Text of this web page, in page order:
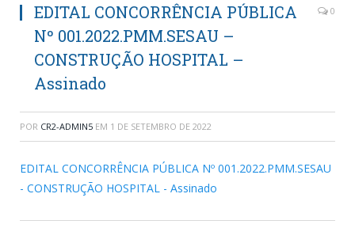
EDITAL CONCORRÊNCIA PÚBLICA
Nº 001.2022.PMM.SESAU –
CONSTRUÇÃO HOSPITAL –
Assinado
0
POR CR2-ADMIN5 EM 1 DE SETEMBRO DE 2022
EDITAL CONCORRÊNCIA PÚBLICA Nº 001.2022.PMM.SESAU
- CONSTRUÇÃO HOSPITAL - Assinado